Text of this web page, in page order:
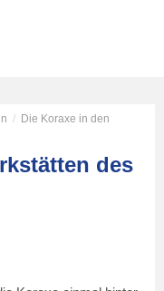
/ Die Koraxe in den
des